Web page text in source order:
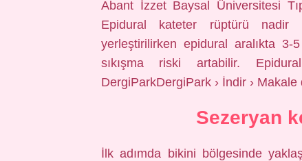
Abant İzzet Baysal Üniversitesi
Epidural kateter rüptürü nadir
yerleştirilirken epidural aralıkta 3-
sıkışma riski artabilir.
DergiParkDergiPark › İndir › Makale
Sezeryan
İlk adımda bikini bölgesinde